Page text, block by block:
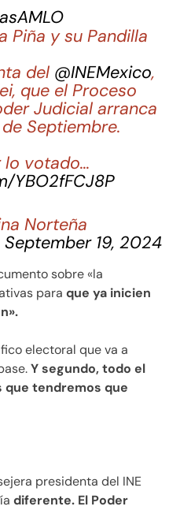
Piña y su Pandilla
del @INEMexico,
que el Proceso
Judicial arranca
Septiembre.
lo votado…
YBO2fFCJ8P
Norteña
September 19, 2024
sobre «la
para que ya inicien
electoral que va a
Y segundo, todo el
que tendremos que
presidenta del INE
diferente. El Poder